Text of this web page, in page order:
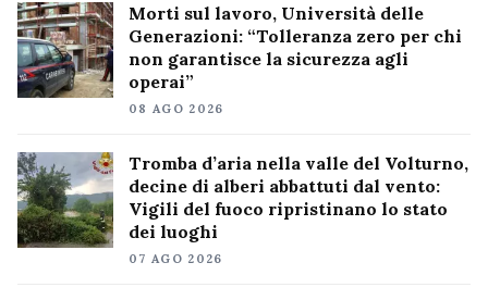
Morti sul lavoro, Università delle
Generazioni: “Tolleranza zero per chi
non garantisce la sicurezza agli
operai”
08 AGO 2026
Tromba d’aria nella valle del Volturno,
decine di alberi abbattuti dal vento:
Vigili del fuoco ripristinano lo stato
dei luoghi
07 AGO 2026